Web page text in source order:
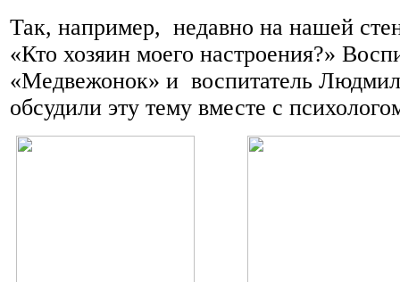
Так, например, недавно на нашей
«Кто хозяин моего настроения?»
«Медвежонок» и воспитатель
обсудили эту тему вместе с